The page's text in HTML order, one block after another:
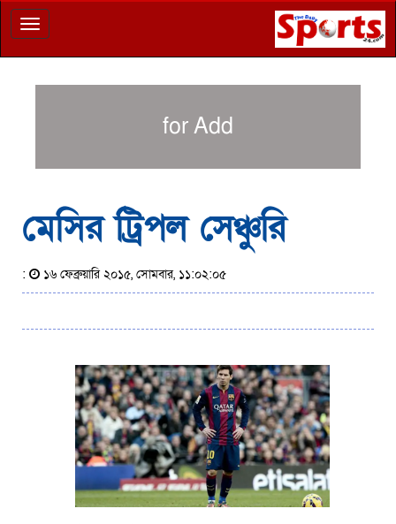
Toggle
navigation
for Add
মেসির ট্রিপল সেঞ্চুরি
: ১৬ ফেব্রুয়ারি ২০১৫, সোমবার, ১১:০২:০৫